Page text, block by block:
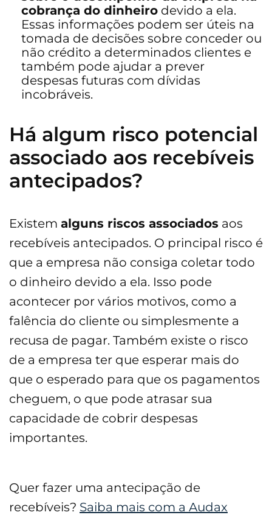
cobrança do dinheiro devido a ela.
Essas informações podem ser úteis na
tomada de decisões sobre conceder ou
não crédito a determinados clientes e
também pode ajudar a prever
despesas futuras com dívidas
incobráveis.
Há algum risco potencial
associado aos recebíveis
antecipados?
Existem alguns riscos associados aos
recebíveis antecipados. O principal risco é
que a empresa não consiga coletar todo
o dinheiro devido a ela. Isso pode
acontecer por vários motivos, como a
falência do cliente ou simplesmente a
recusa de pagar. Também existe o risco
de a empresa ter que esperar mais do
que o esperado para que os pagamentos
cheguem, o que pode atrasar sua
capacidade de cobrir despesas
importantes.
Quer fazer uma antecipação de
recebíveis? Saiba mais com a Audax